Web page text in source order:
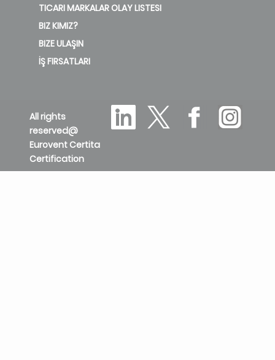
TICARI MARKALAR OLAY LISTESI
BIZ KIMIZ?
BIZE ULAŞIN
İŞ FIRSATLARI
All rights
reserved@
Eurovent Certita
Certification